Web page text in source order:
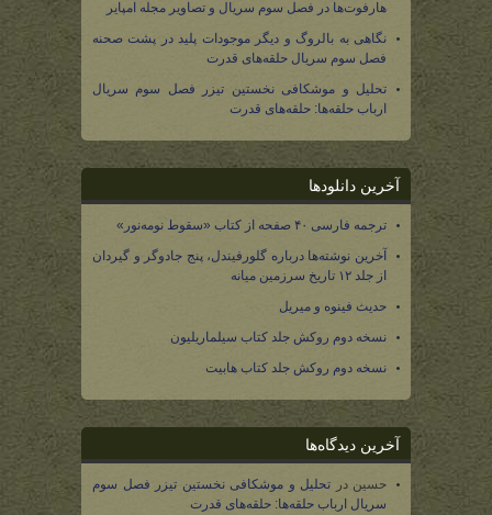
هارفوت‌ها در فصل سوم سریال و تصاویر مجله امپایر
نگاهی به بالروگ و دیگر موجودات پلید در پشت صحنه
فصل سوم سریال حلقه‌های قدرت
تحلیل و موشکافی نخستین تیزر فصل سوم سریال
ارباب حلقه‌ها: حلقه‌های قدرت
آخرین دانلودها
ترجمه فارسی ۴۰ صفحه از کتاب «سقوط نومه‌نور»
آخرین نوشته‌ها درباره گلورفیندل، پنج جادوگر و گیردان
از جلد ۱۲ تاریخ سرزمین میانه
حدیث فینوه و میریل
نسخه دوم روکش جلد کتاب سیلماریلیون
نسخه دوم روکش جلد کتاب هابیت
آخرین دیدگاه‌ها
حسین در تحلیل و موشکافی نخستین تیزر فصل سوم
سریال ارباب حلقه‌ها: حلقه‌های قدرت